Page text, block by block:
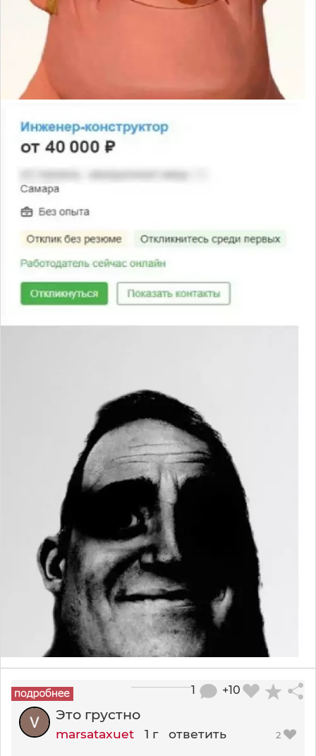
+10
1
Это грустно
marsataxuet 1 г ответить 2